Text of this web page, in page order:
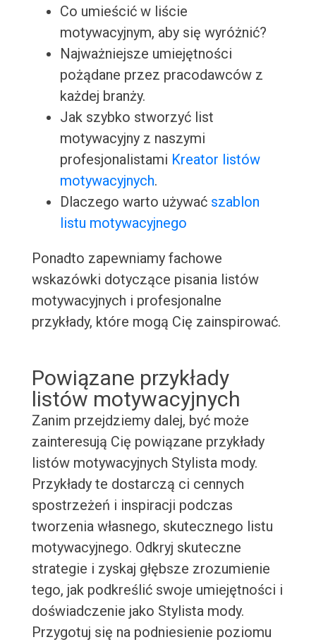
Co umieścić w liście
motywacyjnym, aby się wyróżnić?
Najważniejsze umiejętności
pożądane przez pracodawców z
każdej branży.
Jak szybko stworzyć list
motywacyjny z naszymi
profesjonalistami Kreator listów
motywacyjnych.
Dlaczego warto używać szablon
listu motywacyjnego
Ponadto zapewniamy fachowe
wskazówki dotyczące pisania listów
motywacyjnych i profesjonalne
przykłady, które mogą Cię zainspirować.
Powiązane przykłady
listów motywacyjnych
Zanim przejdziemy dalej, być może
zainteresują Cię powiązane przykłady
listów motywacyjnych Stylista mody.
Przykłady te dostarczą ci cennych
spostrzeżeń i inspiracji podczas
tworzenia własnego, skutecznego listu
motywacyjnego. Odkryj skuteczne
strategie i zyskaj głębsze zrozumienie
tego, jak podkreślić swoje umiejętności i
doświadczenie jako Stylista mody.
Przygotuj się na podniesienie poziomu